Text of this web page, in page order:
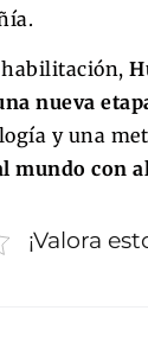
habilitación,
nueva
y una
mundo con
¡Valora